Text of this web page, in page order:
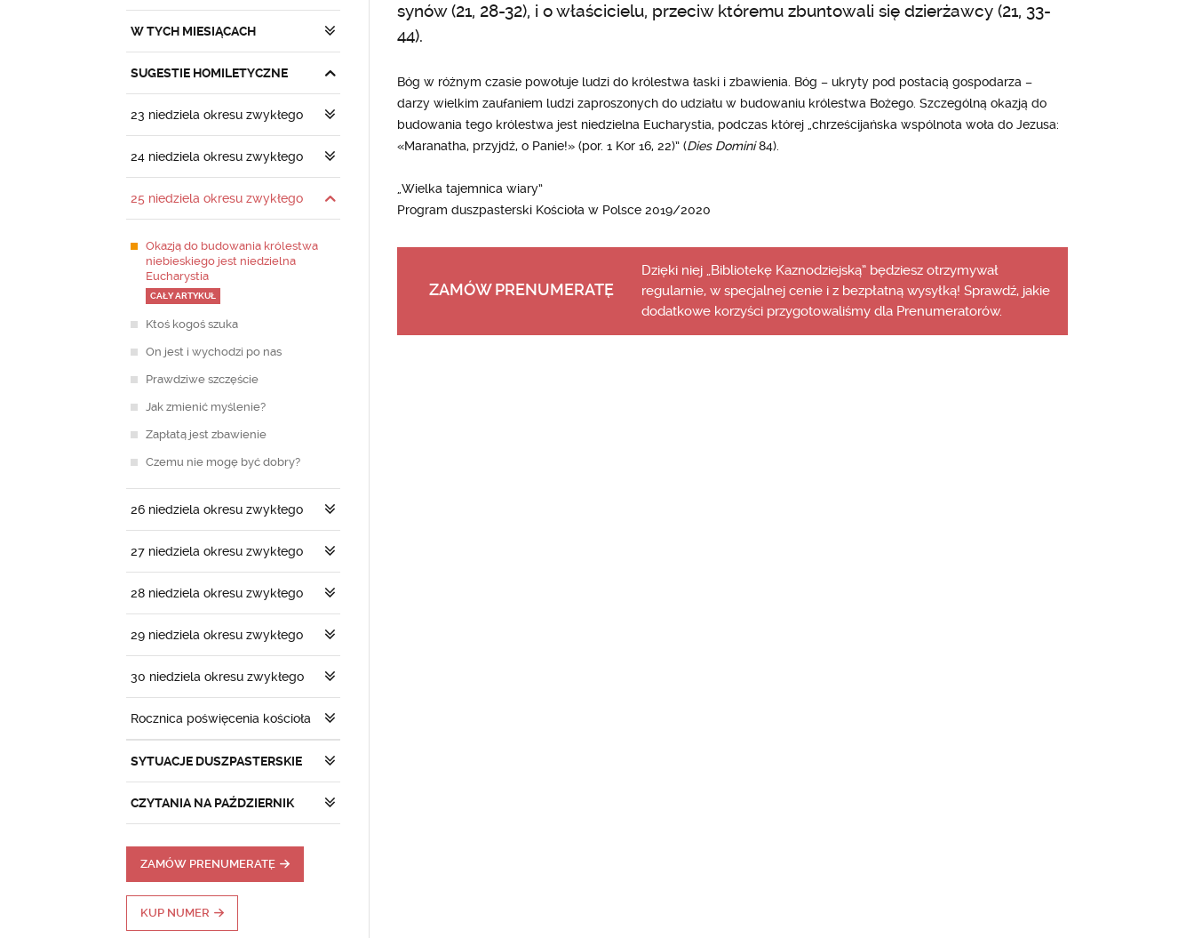
W TYCH MIESIĄCACH
SUGESTIE HOMILETYCZNE
23 niedziela okresu zwykłego
24 niedziela okresu zwykłego
25 niedziela okresu zwykłego
Okazją do budowania królestwa
niebieskiego jest niedzielna
Eucharystia
CAŁY ARTYKUŁ
Ktoś kogoś szuka
On jest i wychodzi po nas
Prawdziwe szczęście
Jak zmienić myślenie?
Zapłatą jest zbawienie
Czemu nie mogę być dobry?
26 niedziela okresu zwykłego
27 niedziela okresu zwykłego
28 niedziela okresu zwykłego
29 niedziela okresu zwykłego
30 niedziela okresu zwykłego
Rocznica poświęcenia kościoła
SYTUACJE DUSZPASTERSKIE
CZYTANIA NA PAŹDZIERNIK
ZAMÓW PRENUMERATĘ
KUP NUMER
synów (21, 28-32), i o właścicielu, przeciw któremu zbuntowali się dzierżawcy (21, 33-
44).
Bóg w różnym czasie powołuje ludzi do królestwa łaski i zbawienia. Bóg – ukryty pod postacią gospodarza –
darzy wielkim zaufaniem ludzi zaproszonych do udziału w budowaniu królestwa Bożego. Szczególną okazją do
budowania tego królestwa jest niedzielna Eucharystia, podczas której „chrześcijańska wspólnota woła do Jezusa:
«Maranatha, przyjdź, o Panie!» (por. 1 Kor 16, 22)” (Dies Domini84).
„Wielka tajemnica wiary”
Program duszpasterski Kościoła w Polsce 2019/2020
ZAMÓW PRENUMERATĘ
Dzięki niej „Bibliotekę Kaznodziejską” będziesz otrzymywał
regularnie, w specjalnej cenie i z bezpłatną wysyłką! Sprawdź, jakie
dodatkowe korzyści przygotowaliśmy dla Prenumeratorów.